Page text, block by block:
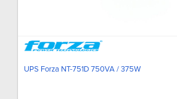
UPS Forza NT-751D 750VA / 375W